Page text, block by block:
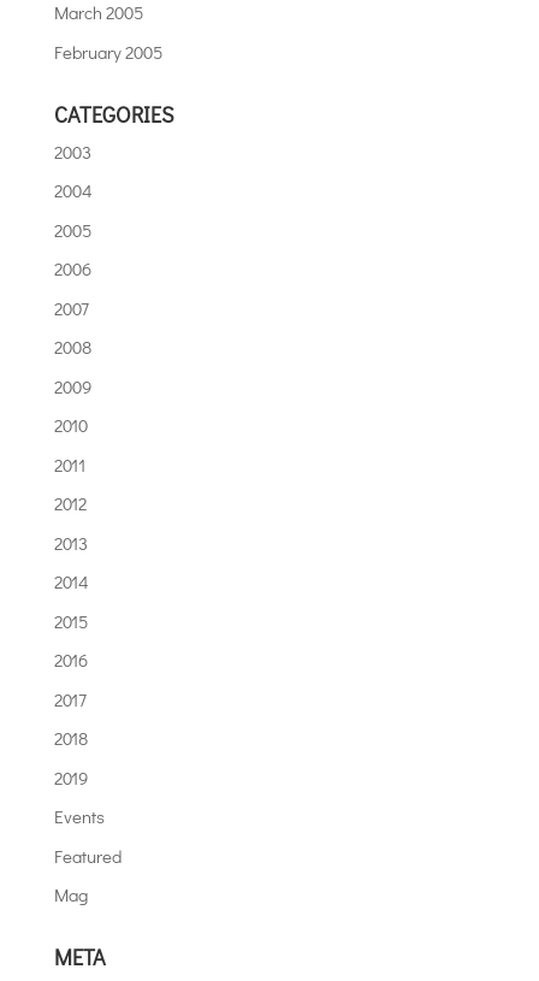
March 2005
February 2005
CATEGORIES
2003
2004
2005
2006
2007
2008
2009
2010
2011
2012
2013
2014
2015
2016
2017
2018
2019
Events
Featured
Mag
META